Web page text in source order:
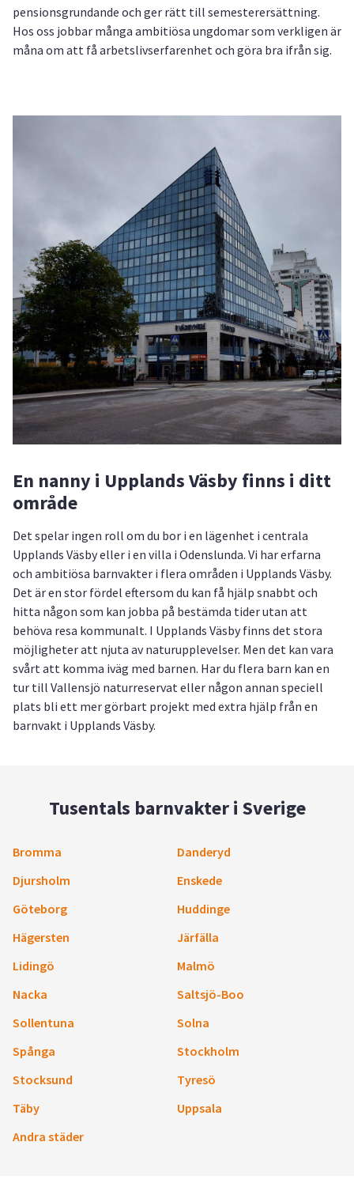
pensionsgrundande och ger rätt till semesterersättning.
Hos oss jobbar många ambitiösa ungdomar som verkligen är
måna om att få arbetslivserfarenhet och göra bra ifrån sig.
En nanny i Upplands Väsby finns i ditt
område
Det spelar ingen roll om du bor i en lägenhet i centrala
Upplands Väsby eller i en villa i Odenslunda. Vi har erfarna
och ambitiösa barnvakter i flera områden i Upplands Väsby.
Det är en stor fördel eftersom du kan få hjälp snabbt och
hitta någon som kan jobba på bestämda tider utan att
behöva resa kommunalt. I Upplands Väsby finns det stora
möjligheter att njuta av naturupplevelser. Men det kan vara
svårt att komma iväg med barnen. Har du flera barn kan en
tur till Vallensjö naturreservat eller någon annan speciell
plats bli ett mer görbart projekt med extra hjälp från en
barnvakt i Upplands Väsby.
Tusentals barnvakter i Sverige
Bromma
Danderyd
Djursholm
Enskede
Göteborg
Huddinge
Hägersten
Järfälla
Lidingö
Malmö
Nacka
Saltsjö-Boo
Sollentuna
Solna
Spånga
Stockholm
Stocksund
Tyresö
Täby
Uppsala
Andra städer